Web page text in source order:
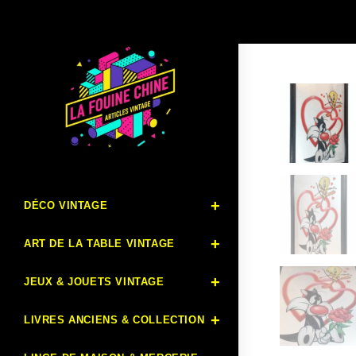
DÉCO VINTAGE
ART DE LA TABLE VINTAGE
JEUX & JOUETS VINTAGE
LIVRES ANCIENS & COLLECTION